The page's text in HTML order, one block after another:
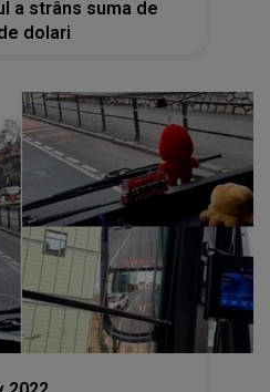
a strâns suma de
dolari